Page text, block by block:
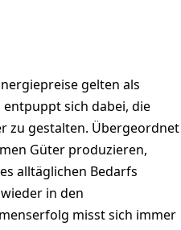
gelten als
sich dabei, die
zu gestalten. Übergeordnet
Güter produzieren,
alltäglichen Bedarfs
in den
misst sich immer